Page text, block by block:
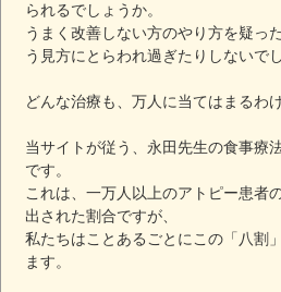
られるでしょうか。
うまく改善しない方のやり方を疑っ
う見方にとらわれ過ぎたりしないで
どんな治療も、万人に当てはまるわ
当サイトが従う、永田先生の食事療
です。
これは、一万人以上のアトピー患者
出された割合ですが、
私たちはことあるごとにこの「八割
ます。